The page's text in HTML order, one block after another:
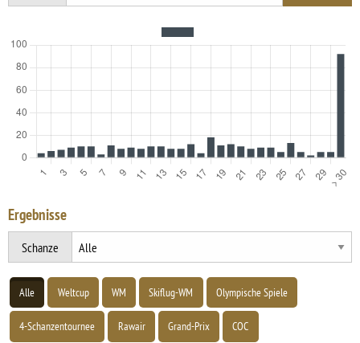
Ergebnisse
Schanze
Alle Weltcup WM Skiflug-WM Olympische Spiele
4-Schanzentournee Rawair Grand-Prix COC